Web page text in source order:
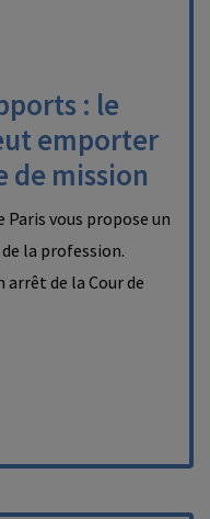
: le
emporter
de mission
Paris vous propose un
la profession.
arrêt de la Cour de